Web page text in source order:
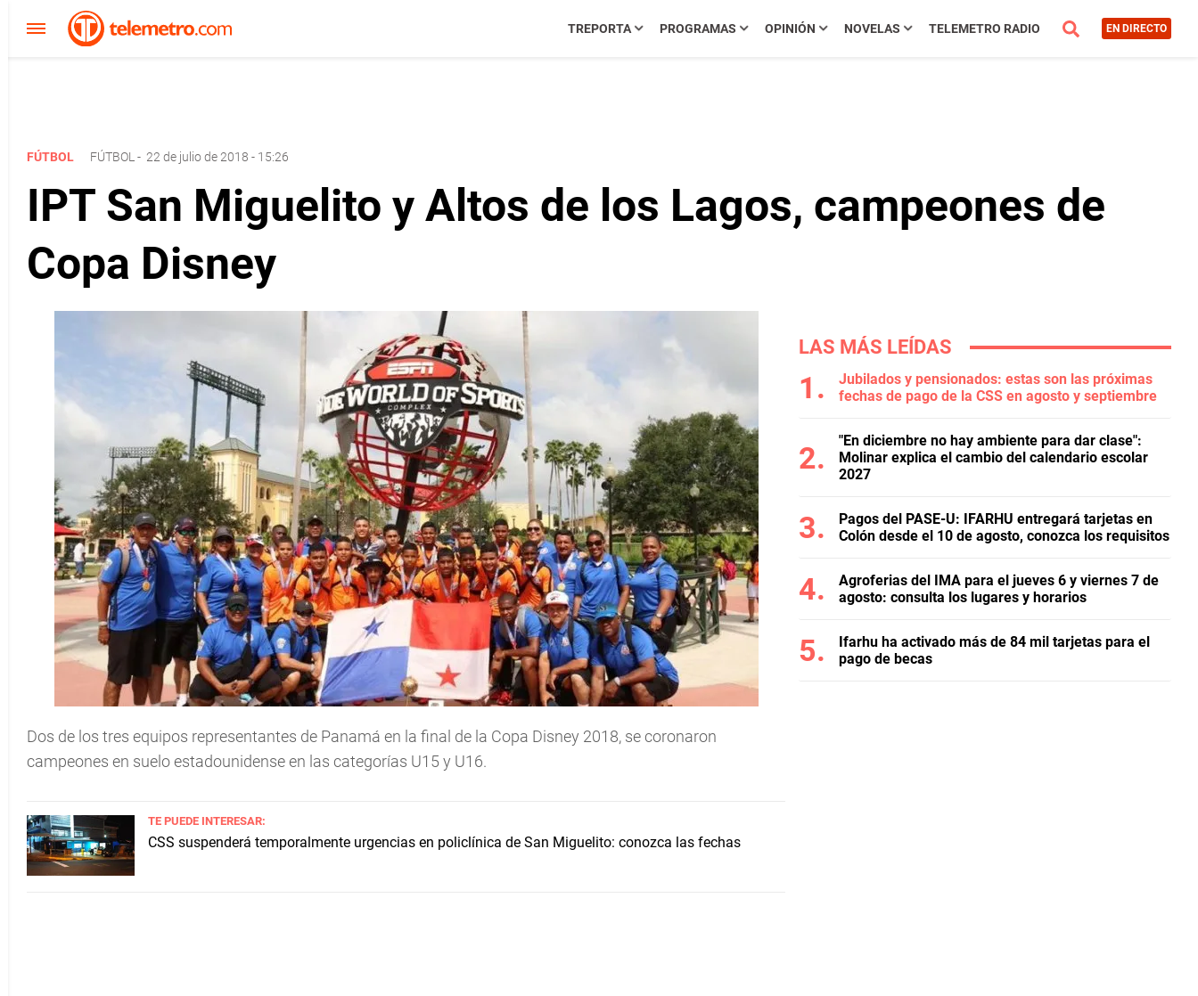
TREPORTA PROGRAMAS OPINIÓN NOVELAS TELEMETRO RADIO EN DIRECTO
FÚTBOL FÚTBOL - 22 de julio de 2018 - 15:26
IPT San Miguelito y Altos de los Lagos, campeones de
Copa Disney
Dos de los tres equipos representantes de Panamá en la final de la Copa Disney 2018, se coronaron
campeones en suelo estadounidense en las categorías U15 y U16.
TE PUEDE INTERESAR:
CSS suspenderá temporalmente urgencias en policlínica de San Miguelito: conozca las fechas
LAS MÁS LEÍDAS
Jubilados y pensionados: estas son las próximas
fechas de pago de la CSS en agosto y septiembre
"En diciembre no hay ambiente para dar clase":
Molinar explica el cambio del calendario escolar
2027
Pagos del PASE-U: IFARHU entregará tarjetas en
Colón desde el 10 de agosto, conozca los requisitos
Agroferias del IMA para el jueves 6 y viernes 7 de
agosto: consulta los lugares y horarios
Ifarhu ha activado más de 84 mil tarjetas para el
pago de becas